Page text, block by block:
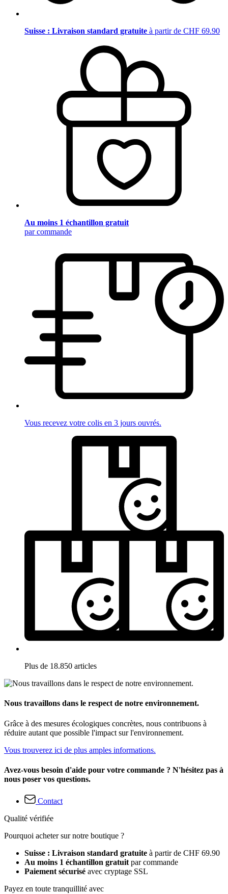
Suisse : Livraison standard gratuite à partir de CHF 69.90
Au moins 1 échantillon gratuit
par commande
Vous recevez votre colis en 3 jours ouvrés.
Plus de 18.850 articles
Nous travaillons dans le respect de notre environnement.
Grâce à des mesures écologiques concrètes, nous contribuons à
réduire autant que possible l'impact sur l'environnement.
Vous trouverez ici de plus amples informations.
Avez-vous besoin d'aide pour votre commande ? N'hésitez pas à
nous poser vos questions.
Contact
Qualité vérifiée
Pourquoi acheter sur notre boutique ?
Suisse : Livraison standard gratuite à partir de CHF 69.90
Au moins 1 échantillon gratuit par commande
Paiement sécurisé avec cryptage SSL
Payez en toute tranquillité avec